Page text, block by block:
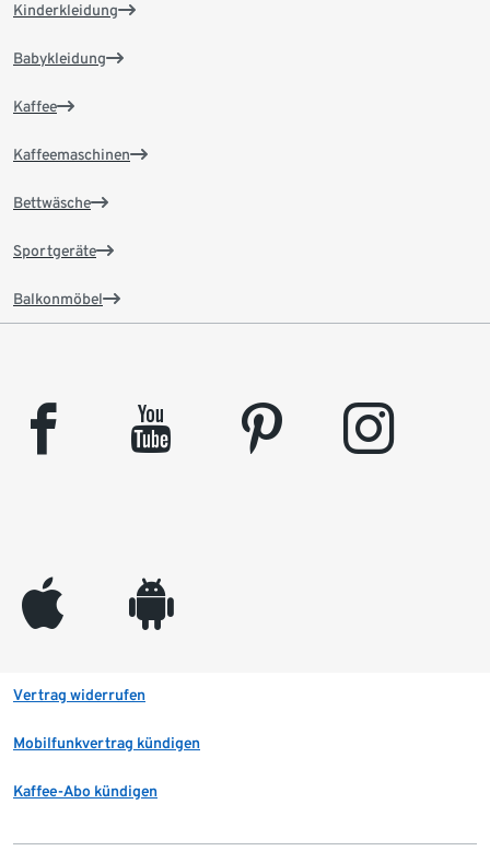
Kinderkleidung
Babykleidung
Kaffee
Kaffeemaschinen
Bettwäsche
Sportgeräte
Balkonmöbel
facebook youtube pinterest instagram
appleinc android
Vertrag widerrufen
Mobilfunkvertrag kündigen
Kaffee-Abo kündigen